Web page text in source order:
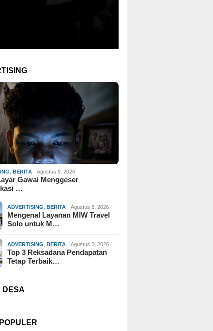
,BERITA Agustus 9, 2026
Gawai Menggeser
…
ADVERTISING ,BERITA Agustus 5, 2026
Mengenal Layanan MIW Travel
Solo untuk M…
ADVERTISING ,BERITA Agustus 2, 2026
Top 3 Reksadana Pendapatan
Tetap Terbaik…
DESA